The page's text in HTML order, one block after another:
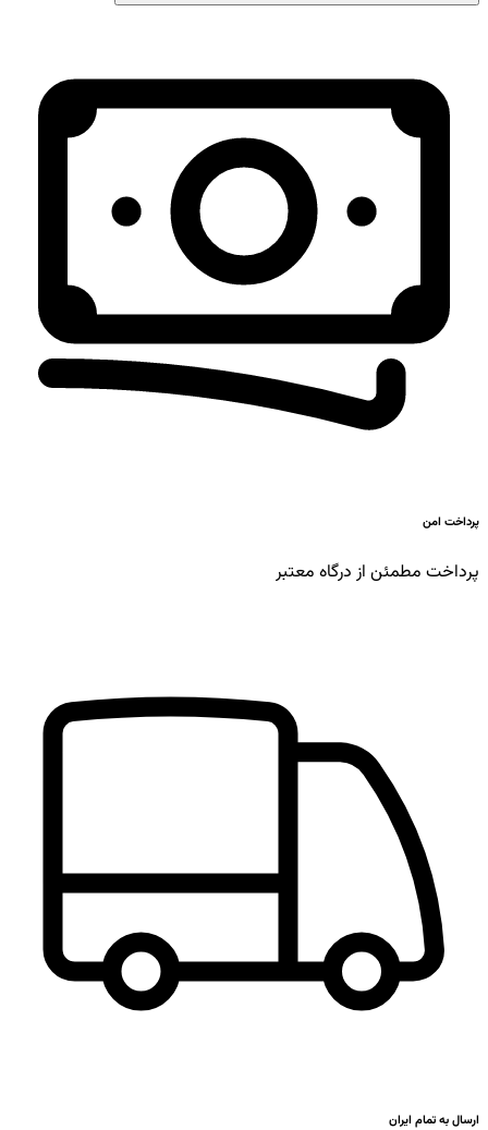
پرداخت امن
پرداخت مطمئن از درگاه معتبر
ارسال به تمام ایران